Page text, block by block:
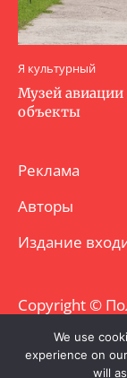
Я культурный
Музей
объекты
Реклама
Авторы
Издание
Copyright ©
запрещено.
гиперссылкой.
We use
experience on
will